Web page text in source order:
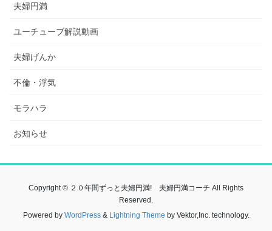
夫婦円満
ユーチューブ解説動画
夫婦げんか
不倫・浮気
モラハラ
お知らせ
Copyright © ２０年間ずっと夫婦円満! 夫婦円満コーチ All Rights
Reserved.
Powered by WordPress& Lightning Theme by Vektor,Inc. technology.